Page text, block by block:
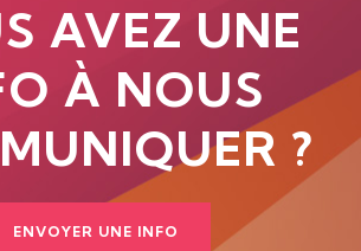
AVEZ UNE
À NOUS
?
ENVOYER UNE INFO